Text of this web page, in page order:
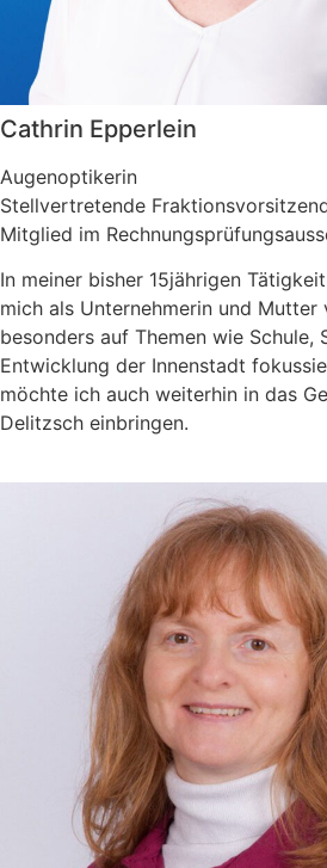
Cathrin Epperlein
Augenoptikerin
Stellvertretende
Mitglied im
In meiner bisher 15jährigen
mich als Unternehmerin und Mutter
besonders auf Themen wie Schule,
Entwicklung der Innenstadt
möchte ich auch weiterhin in das
Delitzsch einbringen.